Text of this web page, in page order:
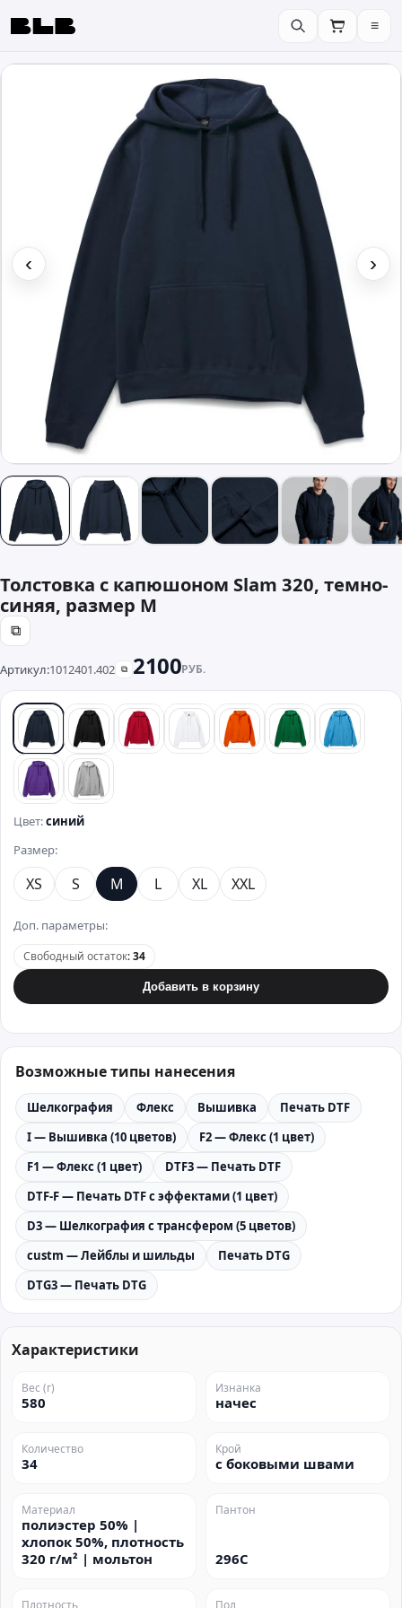
BLB ≡
‹ ›
Толстовка с капюшоном Slam 320, темно-
синяя, размер M
⧉
Артикул:1012401.402 ⧉ 2100РУБ.
синий черныйкрасныйбелый оранжевый
зеленый
фиолетовый
серый
Цвет:синий
Размер:
XS S M L XL XXL
Доп. параметры:
Свободный остаток:34
Добавить в корзину
Возможные типы нанесения
Шелкография Флекс Вышивка
Печать DTF
I — Вышивка (10 цветов)
F2 — Флекс (1 цвет)
F1 — Флекс (1 цвет)
DTF3 — Печать DTF
DTF-F — Печать DTF с эффектами (1 цвет)
D3 — Шелкография с трансфером (5 цветов)
custm — Лейблы и шильды
Печать DTG
DTG3 — Печать DTG
Характеристики
Вес (г)
580
Изнанка
начес
Количество
34
Крой
с боковыми швами
Материал
полиэстер 50% |
хлопок 50%, плотность
320 г/м² | мольтон
Пантон
296C
Плотность Пол